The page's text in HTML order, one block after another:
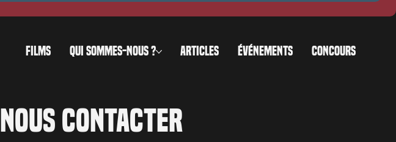
FILMS QUI SOMMES-NOUS ? ARTICLES ÉVÉNEMENTS CONCOURS
Nous contacter